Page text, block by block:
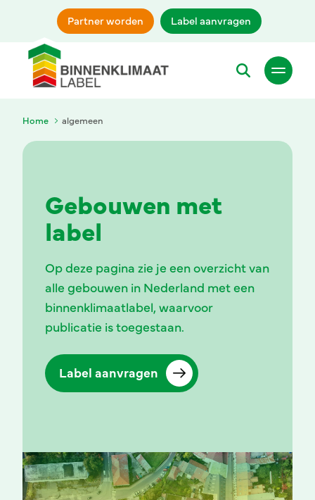
Partner worden Label aanvragen
Home algemeen
Gebouwen met
label
Op deze pagina zie je een overzicht van
alle gebouwen in Nederland met een
binnenklimaatlabel, waarvoor
publicatie is toegestaan.
Label aanvragen